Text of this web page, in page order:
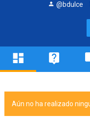
@bdulce
Aún no ha realizado